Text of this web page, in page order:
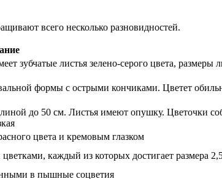
всего несколько разновидностей.
зубчатые листья зелено-серого цвета, размеры
формы с острыми кончиками. Цветет
до 50 см. Листья имеют опушку. Цветочки
цвета и кремовым глазком
каждый из которых достигает размера
в пышные соцветия